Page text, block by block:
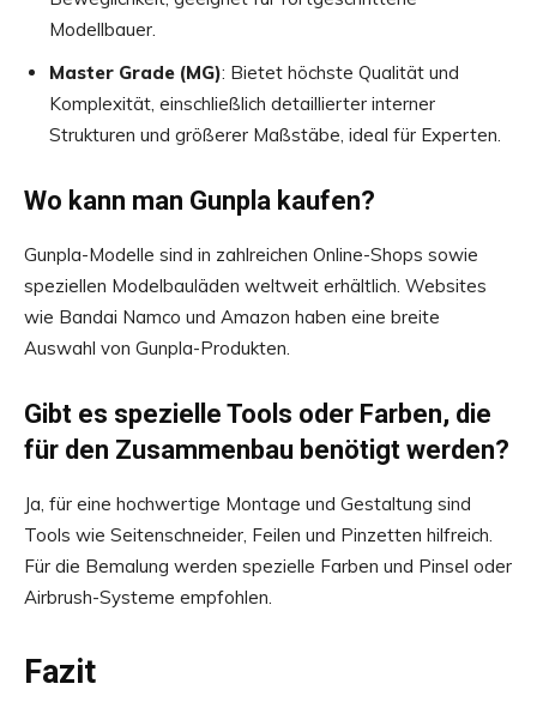
Modellbauer.
Master Grade (MG): Bietet höchste Qualität und
Komplexität, einschließlich detaillierter interner
Strukturen und größerer Maßstäbe, ideal für Experten.
Wo kann man Gunpla kaufen?
Gunpla-Modelle sind in zahlreichen Online-Shops sowie
speziellen Modelbauläden weltweit erhältlich. Websites
wie Bandai Namco und Amazon haben eine breite
Auswahl von Gunpla-Produkten.
Gibt es spezielle Tools oder Farben, die
für den Zusammenbau benötigt werden?
Ja, für eine hochwertige Montage und Gestaltung sind
Tools wie Seitenschneider, Feilen und Pinzetten hilfreich.
Für die Bemalung werden spezielle Farben und Pinsel oder
Airbrush-Systeme empfohlen.
Fazit